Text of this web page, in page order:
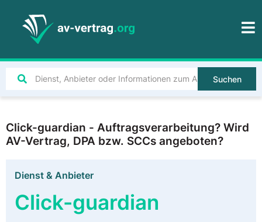
Suchen
Click-guardian - Auftragsverarbeitung? Wird
AV-Vertrag, DPA bzw. SCCs angeboten?
Dienst & Anbieter
Click-guardian